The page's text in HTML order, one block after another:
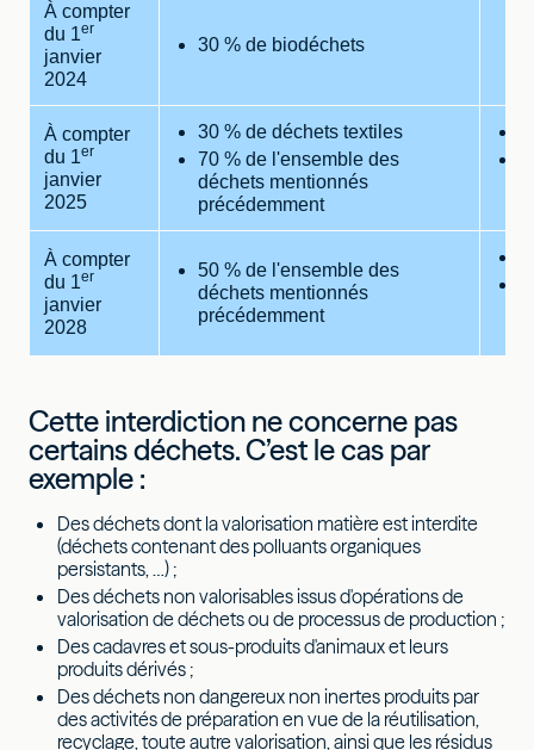
À compter
du 1er
janvier
2024
30 % de biodéchets
À compter
du 1er
janvier
2025
30 % de déchets textiles
70 % de l'ensemble des
déchets mentionnés
précédemment
À compter
du 1er
janvier
2028
50 % de l'ensemble des
déchets mentionnés
précédemment
Cette interdiction ne concerne pas
certains déchets. C’est le cas par
exemple :
Des déchets dont la valorisation matière est interdite
(déchets contenant des polluants organiques
persistants, …) ;
Des déchets non valorisables issus d'opérations de
valorisation de déchets ou de processus de production ;
Des cadavres et sous-produits d'animaux et leurs
produits dérivés ;
Des déchets non dangereux non inertes produits par
des activités de préparation en vue de la réutilisation,
recyclage, toute autre valorisation, ainsi que les résidus